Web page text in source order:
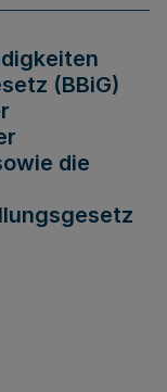
(BBiG)
die